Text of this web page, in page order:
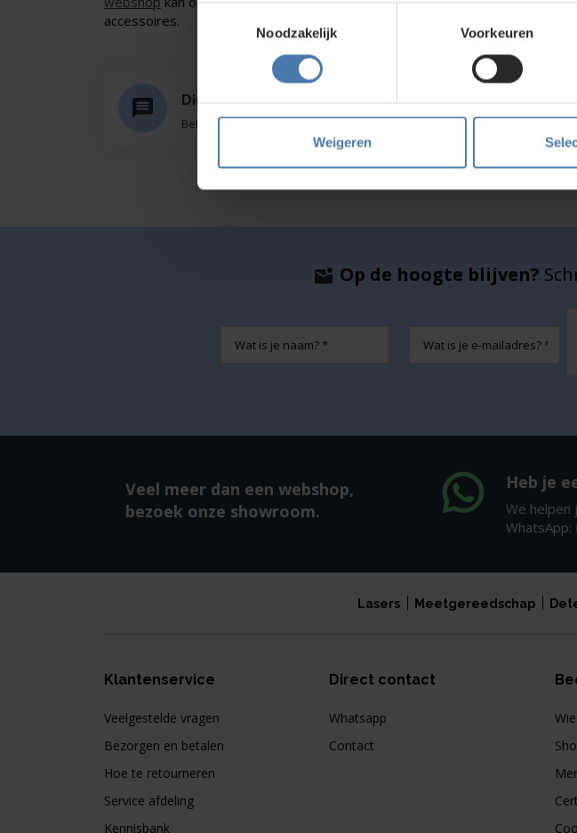
Noodzakelijk
Voorkeuren
Weigeren
accessoires.
Direct en snel contact
Bel Whatsapp of mail Onze
Op de hoogte blijven?
mailadres
Veel meer dan een webshop,
bezoek onze showroom.
Heb je
We helpen
WhatsApp:
Lasers Meetgereedschap
Klantenservice
Veelgestelde vragen
Bezorgen en betalen
Hoe te retourneren
Service afdeling
Kennisbank
Direct contact
Whatsapp
Contact